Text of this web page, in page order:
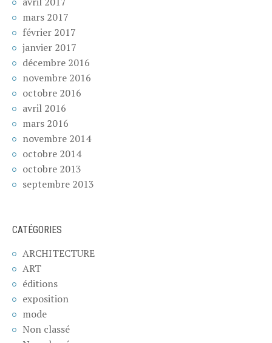
mars 2017
février 2017
janvier 2017
décembre 2016
novembre 2016
octobre 2016
avril 2016
mars 2016
novembre 2014
octobre 2014
octobre 2013
septembre 2013
CATÉGORIES
ARCHITECTURE
ART
éditions
exposition
mode
Non classé